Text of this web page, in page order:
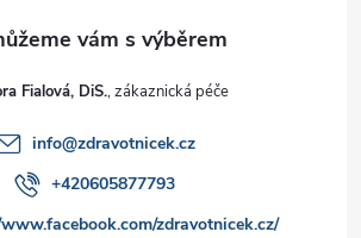
Fialová, DiS.
info@zdravotnicek.cz
+420605877793
zdravotnicek.cz/